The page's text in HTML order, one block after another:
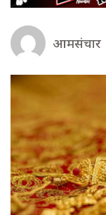
आमसंचार